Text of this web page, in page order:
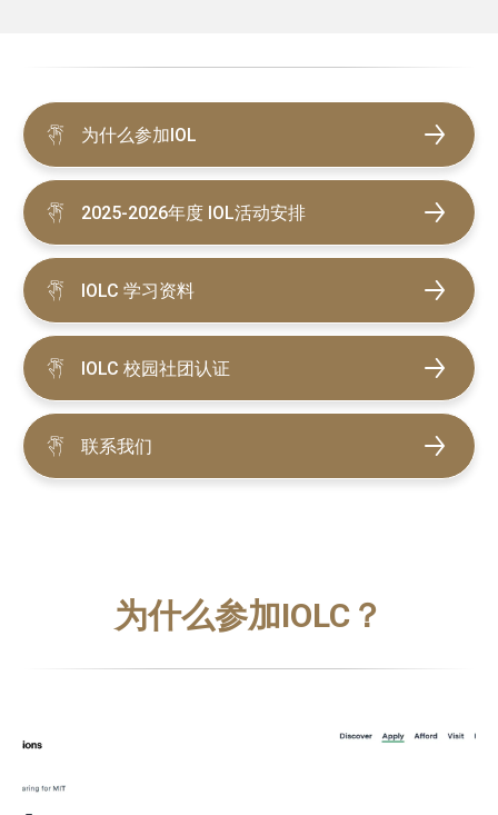
为什么参加IOL
2025-2026年度 IOL活动安排
IOLC 学习资料
IOLC 校园社团认证
联系我们
为什么参加IOLC？